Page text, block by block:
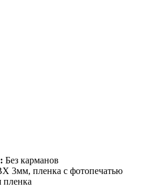
Без карманов
3мм, пленка с фотопечатью